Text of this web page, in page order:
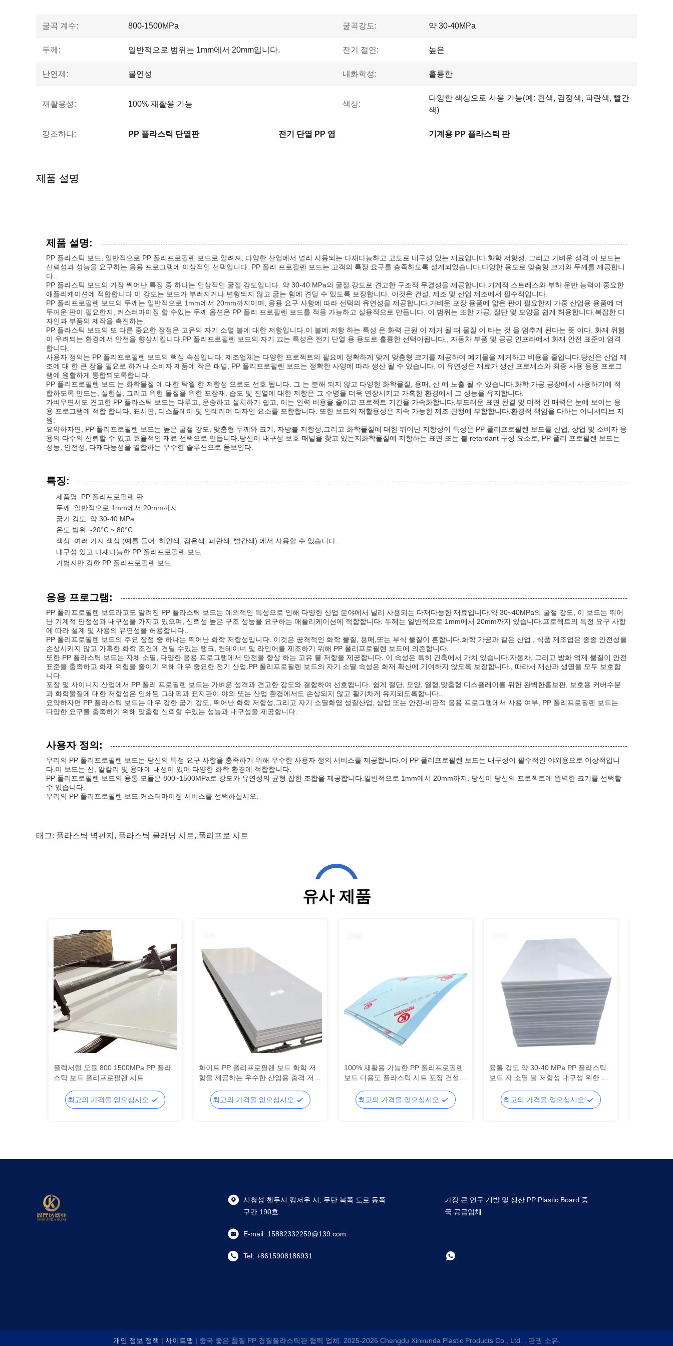
굴곡 계수: 800-1500MPa 굴곡강도: 약 30-40MPa
두께: 일반적으로 범위는 1mm에서 20mm입니다. 전기 절연: 높은
난연제: 불연성 내화학성: 훌륭한
재활용성: 100% 재활용 가능 색상:
다양한 색상으로 사용 가능(예: 흰색, 검정색, 파란색, 빨간
색)
강조하다: PP 플라스틱 단열판 전기 단열 PP 엽 기계용 PP 플라스틱 판
제품 설명
제품 설명:
PP 플라스틱 보드, 일반적으로 PP 폴리프로필렌 보드로 알려져, 다양한 산업에서 널리 사용되는 다재다능하고 고도로 내구성 있는 재료입니다.화학 저항성, 그리고 가벼운 성격,이 보드는
신뢰성과 성능을 요구하는 응용 프로그램에 이상적인 선택입니다. PP 폴리 프로필렌 보드는 고객의 특정 요구를 충족하도록 설계되었습니다.다양한 용도로 맞춤형 크기와 두께를 제공합니
다..
PP 플라스틱 보드의 가장 뛰어난 특징 중 하나는 인상적인 굴절 강도입니다. 약 30-40 MPa의 굴절 강도로 견고한 구조적 무결성을 제공합니다.기계적 스트레스와 부하 운반 능력이 중요한
애플리케이션에 적합합니다.이 강도는 보드가 부러지거나 변형되지 않고 굽는 힘에 견딜 수 있도록 보장합니다. 이것은 건설, 제조 및 산업 제조에서 필수적입니다.
PP 폴리프로필렌 보드의 두께는 일반적으로 1mm에서 20mm까지이며, 응용 요구 사항에 따라 선택의 유연성을 제공합니다.가벼운 포장 용품에 얇은 판이 필요한지 가중 산업용 용품에 더
두꺼운 판이 필요한지, 커스터마이징 할 수있는 두께 옵션은 PP 폴리 프로필렌 보드를 적응 가능하고 실용적으로 만듭니다. 이 범위는 또한 가공, 절단 및 모양을 쉽게 허용합니다.복잡한 디
자인과 부품의 제작을 촉진하는.
PP 플라스틱 보드의 또 다른 중요한 장점은 고유의 자기 소멸 불에 대한 저항입니다.이 불에 저항 하는 특성 은 화력 근원 이 제거 될 때 물질 이 타는 것 을 멈추게 된다는 뜻 이다, 화재 위험
이 우려되는 환경에서 안전을 향상시킵니다.PP 폴리프로필렌 보드의 자기 끄는 특성은 전기 단열 용 용도로 훌륭한 선택이됩니다., 자동차 부품 및 공공 인프라에서 화재 안전 표준이 엄격
합니다.
사용자 정의는 PP 폴리프로필렌 보드의 핵심 속성입니다. 제조업체는 다양한 프로젝트의 필요에 정확하게 맞게 맞춤형 크기를 제공하여 폐기물을 제거하고 비용을 줄입니다.당신은 산업 제
조에 대 한 큰 장을 필요로 하거나 소비자 제품에 작은 패널, PP 폴리프로필렌 보드는 정확한 사양에 따라 생산 될 수 있습니다. 이 유연성은 재료가 생산 프로세스와 최종 사용 응용 프로그
램에 원활하게 통합되도록합니다.
PP 폴리프로필렌 보드 는 화학물질 에 대한 탁월 한 저항성 으로도 선호 됩니다. 그 는 분해 되지 않고 다양한 화학물질, 용매, 산 에 노출 될 수 있습니다.화학 가공 공장에서 사용하기에 적
합하도록 만드는, 실험실, 그리고 위험 물질을 위한 포장재. 습도 및 진열에 대한 저항은 그 수명을 더욱 연장시키고 가혹한 환경에서 그 성능을 유지합니다.
가벼우면서도 견고한 PP 플라스틱 보드는 다루고, 운송하고 설치하기 쉽고, 이는 인력 비용을 줄이고 프로젝트 기간을 가속화합니다.부드러운 표면 완결 및 미적 인 매력은 눈에 보이는 응
용 프로그램에 적합 합니다, 표시판, 디스플레이 및 인테리어 디자인 요소를 포함합니다. 또한 보드의 재활용성은 지속 가능한 제조 관행에 부합합니다.환경적 책임을 다하는 이니셔티브 지
원.
요약하자면, PP 폴리프로필렌 보드는 높은 굴절 강도, 맞춤형 두께와 크기, 자방불 저항성,그리고 화학물질에 대한 뛰어난 저항성이 특성은 PP 폴리프로필렌 보드를 산업, 상업 및 소비자 응
용의 다수의 신뢰할 수 있고 효율적인 재료 선택으로 만듭니다.당신이 내구성 보호 패널을 찾고 있는지화학물질에 저항하는 표면 또는 불 retardant 구성 요소로, PP 폴리 프로필렌 보드는
성능, 안전성, 다재다능성을 결합하는 우수한 솔루션으로 돋보인다.
특징:
제품명: PP 폴리프로필렌 판
두께: 일반적으로 1mm에서 20mm까지
굽기 강도: 약 30-40 MPa
온도 범위: -20°C ~ 80°C
색상: 여러 가지 색상 (예를 들어, 하얀색, 검은색, 파란색, 빨간색) 에서 사용할 수 있습니다.
내구성 있고 다재다능한 PP 폴리프로필렌 보드
가볍지만 강한 PP 폴리프로필렌 보드
응용 프로그램:
PP 폴리프로필렌 보드라고도 알려진 PP 플라스틱 보드는 예외적인 특성으로 인해 다양한 산업 분야에서 널리 사용되는 다재다능한 재료입니다.약 30~40MPa의 굴절 강도, 이 보드는 뛰어
난 기계적 안정성과 내구성을 가지고 있으며, 신뢰성 높은 구조 성능을 요구하는 애플리케이션에 적합합니다. 두께는 일반적으로 1mm에서 20mm까지 있습니다.프로젝트의 특정 요구 사항
에 따라 설계 및 사용의 유연성을 허용합니다..
PP 폴리프로필렌 보드의 주요 장점 중 하나는 뛰어난 화학 저항성입니다. 이것은 공격적인 화학 물질, 용매,또는 부식 물질이 흔합니다.화학 가공과 같은 산업 , 식품 제조업은 종종 안전성을
손상시키지 않고 가혹한 화학 조건에 견딜 수있는 탱크, 컨테이너 및 라인어를 제조하기 위해 PP 폴리프로필렌 보드에 의존합니다.
또한 PP 플라스틱 보드는 자체 소멸, 다양한 응용 프로그램에서 안전을 향상 하는 고유 불 저항을 제공합니다. 이 속성은 특히 건축에서 가치 있습니다.자동차, 그리고 방화 억제 물질이 안전
표준을 충족하고 화재 위험을 줄이기 위해 매우 중요한 전기 산업.PP 폴리프로필렌 보드의 자기 소멸 속성은 화재 확산에 기여하지 않도록 보장합니다., 따라서 재산과 생명을 모두 보호합
니다.
포장 및 사이니지 산업에서 PP 폴리 프로필렌 보드는 가벼운 성격과 견고한 강도와 결합하여 선호됩니다. 쉽게 절단, 모양, 열형,맞춤형 디스플레이를 위한 완벽한홍보판, 보호용 커버수분
과 화학물질에 대한 저항성은 인쇄된 그래픽과 표지판이 야외 또는 산업 환경에서도 손상되지 않고 활기차게 유지되도록합니다..
요약하자면 PP 플라스틱 보드는 매우 강한 굽기 강도, 뛰어난 화학 저항성,그리고 자기 소멸화염 성질산업, 상업 또는 안전-비판적 응용 프로그램에서 사용 여부, PP 폴리프로필렌 보드는
다양한 요구를 충족하기 위해 맞춤형 신뢰할 수있는 성능과 내구성을 제공합니다.
사용자 정의:
우리의 PP 폴리프로필렌 보드는 당신의 특정 요구 사항을 충족하기 위해 우수한 사용자 정의 서비스를 제공합니다.이 PP 폴리프로필렌 보드는 내구성이 필수적인 야외용으로 이상적입니
다.이 보드는 산, 알칼리 및 용매에 내성이 있어 다양한 화학 환경에 적합합니다.
PP 폴리프로필렌 보드의 융통 모듈은 800~1500MPa로 강도와 유연성의 균형 잡힌 조합을 제공합니다.일반적으로 1mm에서 20mm까지, 당신이 당신의 프로젝트에 완벽한 크기를 선택할
수 있습니다.
우리의 PP 폴리프로필렌 보드 커스터마이징 서비스를 선택하십시오.
태그: 플라스틱 벽판지 , 플라스틱 클래딩 시트, 폴리프로 시트
유사 제품
플렉서럴 모듈 800 1500MPa PP 플라
스틱 보드 폴리프로필렌 시트
최고의 가격을 얻으십시오
화이트 PP 폴리프로필렌 보드 화학 저
항을 제공하는 우수한 산업용 충격 저항
최고의 가격을 얻으십시오
100% 재활용 가능한 PP 폴리프로필렌
보드 다용도 플라스틱 시트 포장 건설
최고의 가격을 얻으십시오
융통 강도 약 30-40 MPa PP 플라스틱
보드 자 소멸 불 저항성 내구성 위한 맞
최고의 가격을 얻으십시오
시청성 첸두시 펑저우 시, 무단 북쪽 도로 동쪽
구간 190호
E-mail: 15882332259@139.com
Tel: +8615908186931
가장 큰 연구 개발 및 생산 PP Plastic Board 중
국 공급업체
개인 정보 정책 | 사이트맵 | 중국 좋은 품질 PP 경질플라스틱판 협력 업체. 2025-2026 Chengdu Xinkunda Plastic Products Co., Ltd. . 판권 소유.